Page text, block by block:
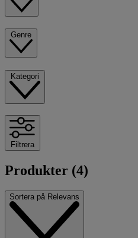
Filtrera
Produkter (4)
Sortera på Relevans